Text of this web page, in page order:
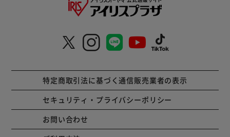
特定商取引法に基づく通信販売業者の表示
セキュリティ・プライバシーポリシー
お問い合わせ